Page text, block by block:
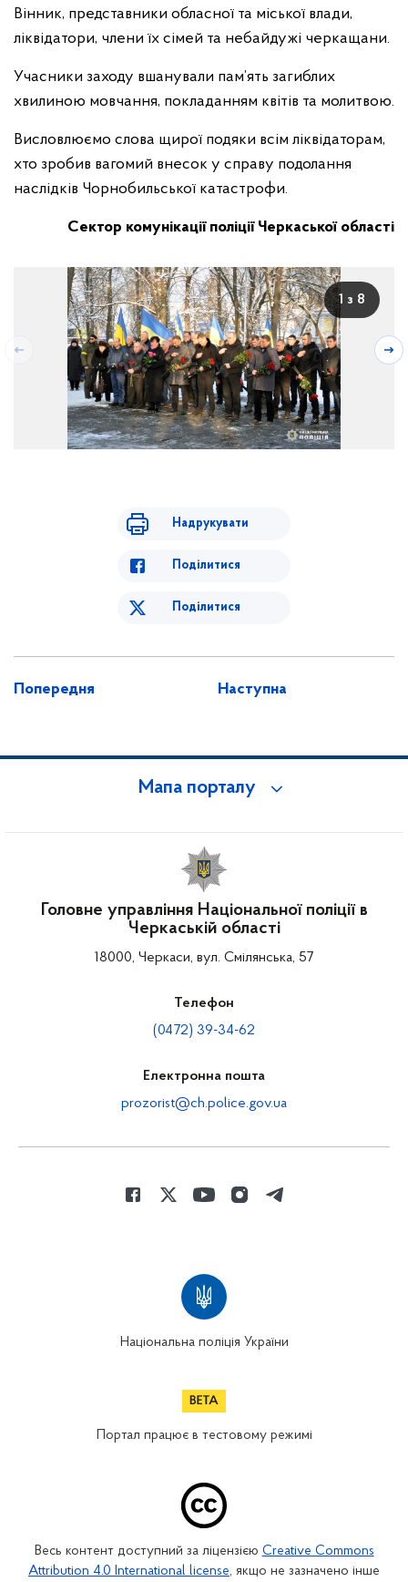
Вінник, представники обласної та міської влади,
ліквідатори, члени їх сімей та небайдужі черкащани.
Учасники заходу вшанували пам’ять загиблих
хвилиною мовчання, покладанням квітів та молитвою.
Висловлюємо слова щирої подяки всім ліквідаторам,
хто зробив вагомий внесок у справу подолання
наслідків Чорнобильської катастрофи.
Сектор комунікації поліції Черкаської області
1 з 8
Надрукувати
Поділитися
Поділитися
Попередня Наступна
Мапа порталу
Головне управління Національної поліції в
Черкаській області
18000, Черкаси, вул. Смілянська, 57
Телефон
(0472) 39-34-62
Електронна пошта
prozorist@ch.police.gov.ua
Національна поліція України
Портал працює в тестовому режимі
Весь контент доступний за ліцензією Creative Commons
Attribution 4.0 International license, якщо не зазначено інше